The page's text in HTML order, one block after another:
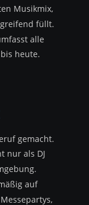
Musikmix,
füllt.
alle
heute.
gemacht.
nur als DJ
auf